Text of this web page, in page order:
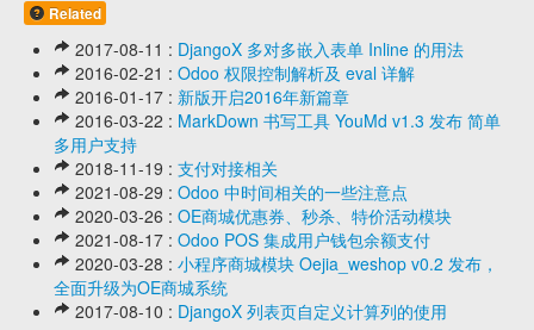
Related
2017-08-11 : DjangoX 多对多嵌入表单 Inline 的用法
2016-02-21 : Odoo 权限控制解析及 eval 详解
2016-01-17 : 新版开启2016年新篇章
2016-03-22 : MarkDown 书写工具 YouMd v1.3 发布 简单
多用户支持
2018-11-19 : 支付对接相关
2021-08-29 : Odoo 中时间相关的一些注意点
2020-03-26 : OE商城优惠券、秒杀、特价活动模块
2021-08-17 : Odoo POS 集成用户钱包余额支付
2020-03-28 : 小程序商城模块 Oejia_weshop v0.2 发布，
全面升级为OE商城系统
2017-08-10 : DjangoX 列表页自定义计算列的使用